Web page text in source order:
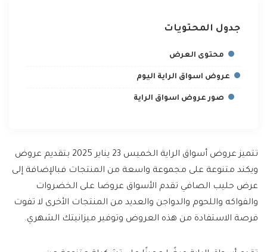
جدول المحتويات
محتوى العرض
عروض اسواق الراية اليوم
صور عروض اسواق الراية
تتميز عروض أسواق الراية الخميس 23 يناير 2025 بتقديم عروض
ويكند متنوعة على مجموعة واسعة من المنتجات فبالإضافة إلى
عرض حليب الصافي تقدم الأسواق عروضا على الخضروات
والفواكه واللحوم والدواجن والعديد من المنتجات الأخرى لا تفوت
فرصة الاستفادة من هذه العروض وتوفير ميزانيتك الشهري.